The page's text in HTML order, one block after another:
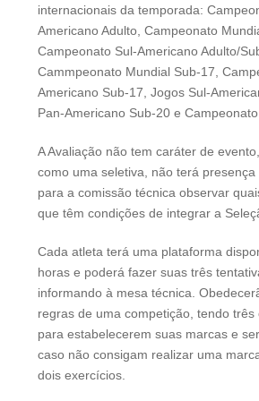
internacionais da temporada:
Americano Adulto, Campeonato
Campeonato Sul-Americano Adulto/
Cammpeonato Mundial Sub-17,
Americano Sub-17, Jogos Sul-
Pan-Americano Sub-20 e
A Avaliação não tem caráter de
como uma seletiva, não terá
para a comissão técnica observar
que têm condições de integrar a
Cada atleta terá uma plataforma
horas e poderá fazer suas três
informando à mesa técnica.
regras de uma competição, tendo três
para estabelecerem suas marcas e
caso não consigam realizar uma
dois exercícios.